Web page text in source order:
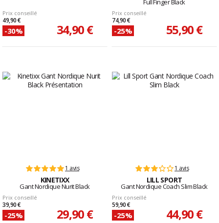
Prix conseillé
49,90 €
-30% 34,90 €
Full Finger Black
Prix conseillé
74,90 €
-25% 55,90 €
1 avis
KINETIXX
Gant Nordique Nurit Black
Prix conseillé
39,90 €
-25% 29,90 €
1 avis
LILL SPORT
Gant Nordique Coach Slim Black
Prix conseillé
59,90 €
-25% 44,90 €